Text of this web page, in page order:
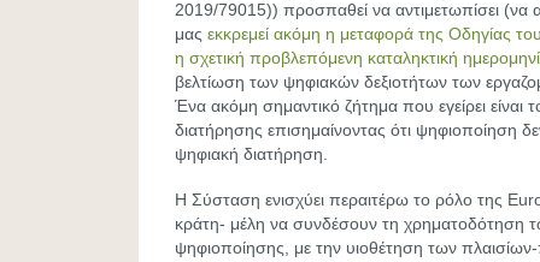
2019/79015)) προσπαθεί να αντιμετωπίσει (να
μας εκκρεμεί ακόμη η μεταφορά της Οδηγίας
η σχετική προβλεπόμενη καταληκτική
βελτίωση των ψηφιακών δεξιοτήτων των
Ένα ακόμη σημαντικό ζήτημα που εγείρει είναι
διατήρησης επισημαίνοντας ότι ψηφιοποίηση
ψηφιακή διατήρηση.
Η Σύσταση ενισχύει περαιτέρω το ρόλο της
κράτη- μέλη να συνδέσουν τη χρηματοδότηση
ψηφιοποίησης, με την υιοθέτηση των